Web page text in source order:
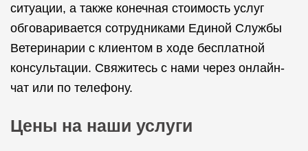
ситуации, а также конечная стоимость услуг
обговаривается сотрудниками Единой Службы
Ветеринарии с клиентом в ходе бесплатной
консультации. Свяжитесь с нами через онлайн-
чат или по телефону.
Цены на наши услуги